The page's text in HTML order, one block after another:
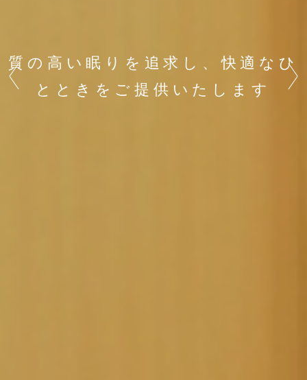
質の高い眠りを追求し、快適なひ
とときをご提供いたします
Previous Next